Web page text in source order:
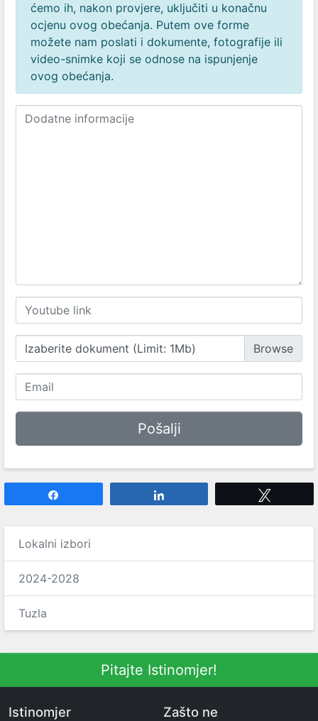
ćemo ih, nakon provjere, uključiti u konačnu
ocjenu ovog obećanja. Putem ove forme
možete nam poslati i dokumente, fotografije ili
video-snimke koji se odnose na ispunjenje
ovog obećanja.
Izaberite dokument (Limit: 1Mb)
Lokalni izbori
2024-2028
Tuzla
Pitajte Istinomjer!
Istinomjer Zašto ne